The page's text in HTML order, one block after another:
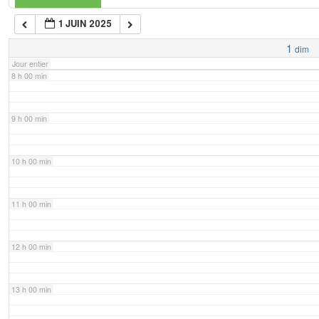
1 JUIN 2025
1 dim
Jour entier
7 h 00 min
8 h 00 min
9 h 00 min
10 h 00 min
11 h 00 min
12 h 00 min
13 h 00 min